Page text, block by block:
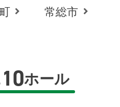
常総市
10ホール